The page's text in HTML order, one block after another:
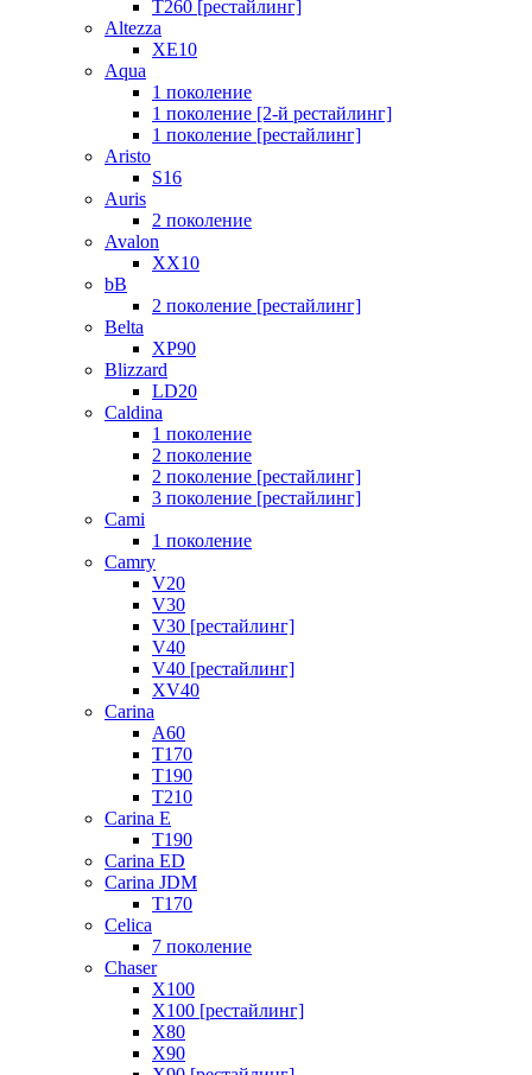
T260 [рестайлинг]
Altezza
XE10
Aqua
1 поколение
1 поколение [2-й рестайлинг]
1 поколение [рестайлинг]
Aristo
S16
Auris
2 поколение
Avalon
XX10
bB
2 поколение [рестайлинг]
Belta
XP90
Blizzard
LD20
Caldina
1 поколение
2 поколение
2 поколение [рестайлинг]
3 поколение [рестайлинг]
Cami
1 поколение
Camry
V20
V30
V30 [рестайлинг]
V40
V40 [рестайлинг]
XV40
Carina
A60
T170
T190
T210
Carina E
T190
Carina ED
Carina JDM
T170
Celica
7 поколение
Chaser
X100
X100 [рестайлинг]
X80
X90